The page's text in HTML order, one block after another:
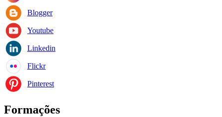
Blogger
Youtube
Linkedin
Flickr
Pinterest
Formações